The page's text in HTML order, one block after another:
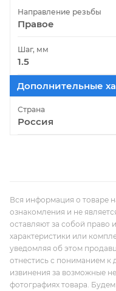
Направление резьбы
Правое
Шаг, мм
1.5
Дополнительные
Страна
Россия
Вся информация о товаре
ознакомления и не
оставляют за собой право
характеристики или
уведомляя об этом
отнестись с пониманием к
извинения за возможные
фотографиях товара.